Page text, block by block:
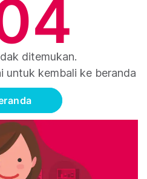
ditemukan.
untuk kembali ke beranda